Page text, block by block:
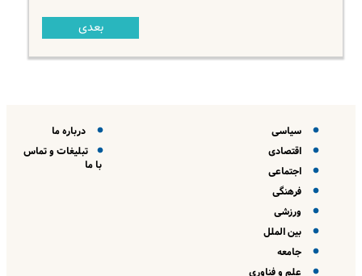
بعدی
سیاسی
اقتصادی
اجتماعی
فرهنگی
ورزشی
بین الملل
جامعه
علم و فناوری
درباره ما
تبلیغات و تماس
با ما